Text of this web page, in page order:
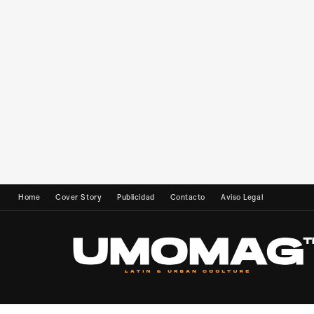
Home Cover Story Publicidad Contacto Aviso Legal